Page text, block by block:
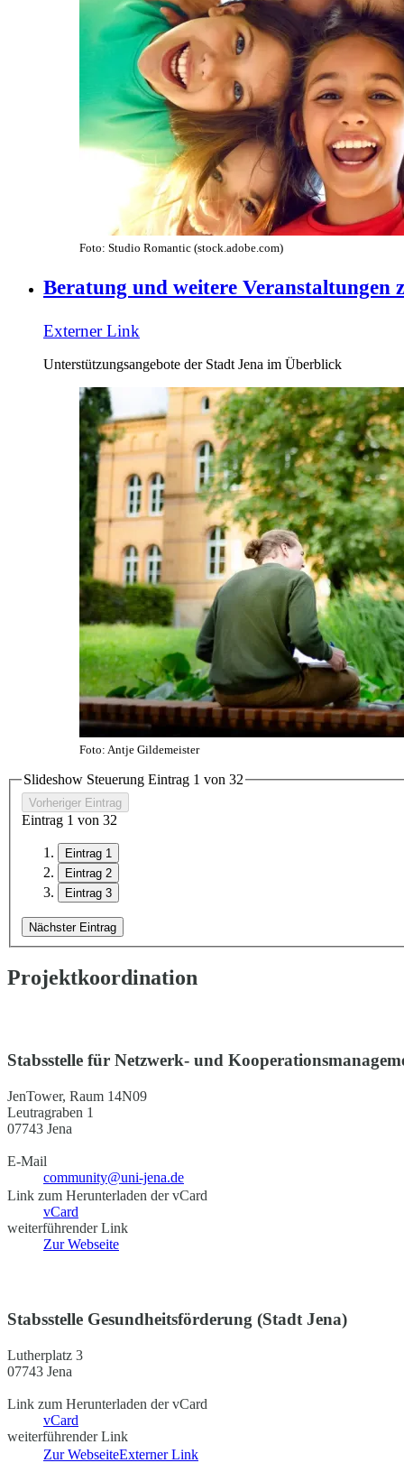
Foto: Studio Romantic (stock.adobe.com)
Beratung und weitere Veranstaltungen
Externer Link
Unterstützungsangebote der Stadt Jena im Überblick
Foto: Antje Gildemeister
Slideshow Steuerung Eintrag 1 von 32
Vorheriger Eintrag
Eintrag 1 von 32
Eintrag 1
Eintrag 2
Eintrag 3
Nächster Eintrag
Projektkoordination
Stabsstelle für Netzwerk- und
JenTower, Raum 14N09
Leutragraben 1
07743 Jena
E-Mail
community@uni-jena.de
Link zum Herunterladen der vCard
vCard
weiterführender Link
Zur Webseite
Stabsstelle Gesundheitsförderung (Stadt Jena)
Lutherplatz 3
07743 Jena
Link zum Herunterladen der vCard
vCard
weiterführender Link
Zur WebseiteExterner Link